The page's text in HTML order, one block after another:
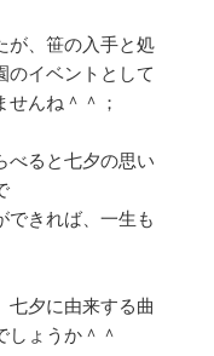
が、笹の入手と処
のイベントとして
んね＾＾；
べると七夕の思い
できれば、一生も
七夕に由来する曲
しょうか＾＾